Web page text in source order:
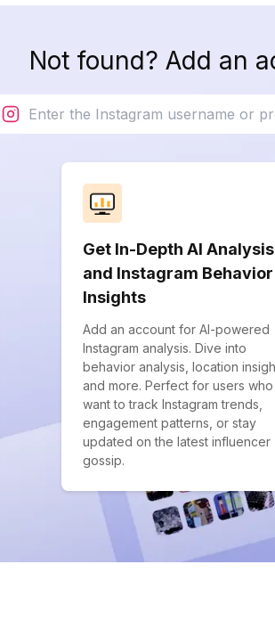
Not found? Add an
Get In-Depth AI Analysis
and Instagram Behavior
Insights
Add an account for AI-powered
Instagram analysis. Dive into
behavior analysis, location
and more. Perfect for users who
want to track Instagram trends,
engagement patterns, or stay
updated on the latest influencer
gossip.